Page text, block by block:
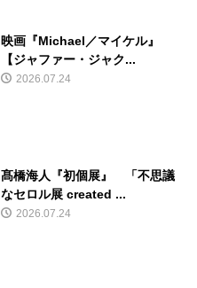
映画『Michael／マイケル』
【ジャファー・ジャク...
2026.07.24
髙橋海人『初個展』 「不思議
なセロル展 created ...
2026.07.24